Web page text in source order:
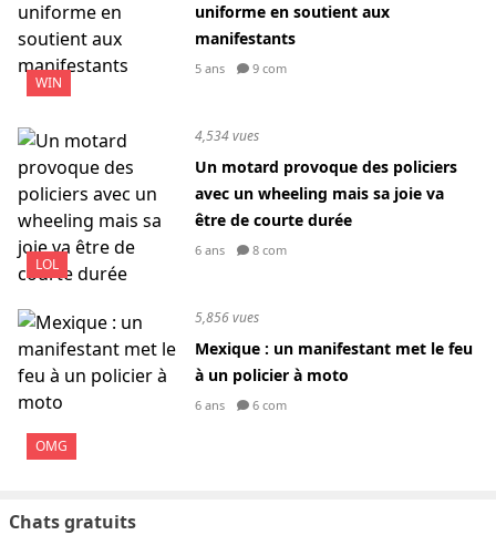
WIN
uniforme en soutient aux
manifestants
5 ans 9 com
LOL
4,534 vues
Un motard provoque des policiers
avec un wheeling mais sa joie va
être de courte durée
6 ans 8 com
OMG
5,856 vues
Mexique : un manifestant met le feu
à un policier à moto
6 ans 6 com
Chats gratuits